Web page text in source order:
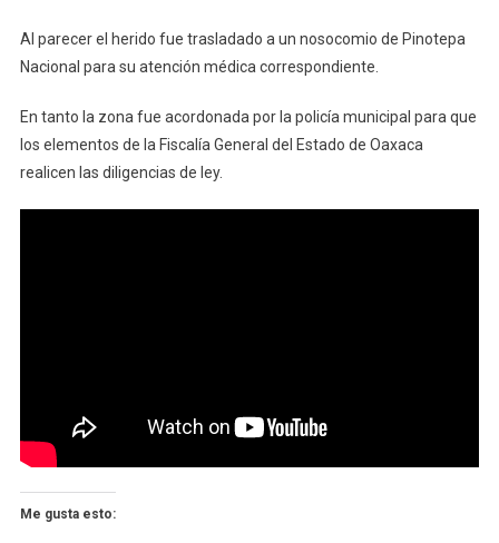
Al parecer el herido fue trasladado a un nosocomio de Pinotepa
Nacional para su atención médica correspondiente.
En tanto la zona fue acordonada por la policía municipal para que
los elementos de la Fiscalía General del Estado de Oaxaca
realicen las diligencias de ley.
Me gusta esto: